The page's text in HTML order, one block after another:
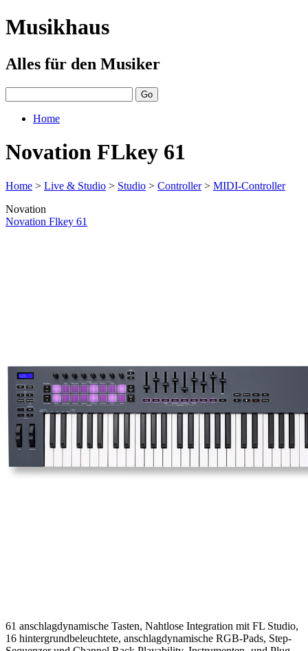
Musikhaus
Alles für den Musiker
Home
Novation FLkey 61
Home > Live & Studio > Studio > Controller> MIDI-Controller
Novation
Novation Flkey 61
61 anschlagdynamische Tasten, Nahtlose Integration mit FL Studio,
16 hintergrundbeleuchtete, anschlagdynamische RGB-Pads, Step-